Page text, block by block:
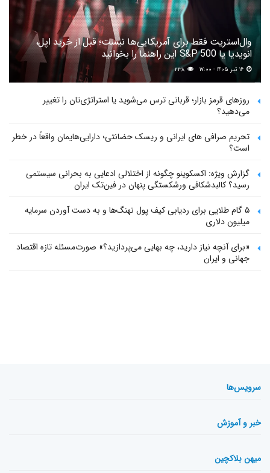
وال‌استریت فقط برای آمریکایی‌ها نیست؛ قبل از خرید اپل،
انویدیا یا S&P 500 این راهنما را بخوانید
۲۳۸
روزهای قرمز بازار؛ قربانی ترس می‌شوید یا استراتژی‌تان را تغییر
می‌دهید؟
تحریم صرافی های ایرانی و ریسک حضانتی؛ دارایی‌هایمان واقعاً در خطر
است؟
گزارش ویژه: اکسکوینو چگونه از اختلالی ادعایی به بحرانی سیستمی
رسید؟ کالبدشکافی ورشکستگی پنهان در فین‌تک ایران
۵ گام طلایی برای ردیابی کیف پول‌ نهنگ‌ها و به دست آوردن سرمایه
میلیون دلاری
«برای آنچه نیاز دارید، چه بهایی می‌پردازید؟» صورت‌مسئله تازه اقتصاد
جهانی و ایران
سرویس‌ها
خبر و آموزش
میهن بلاکچین